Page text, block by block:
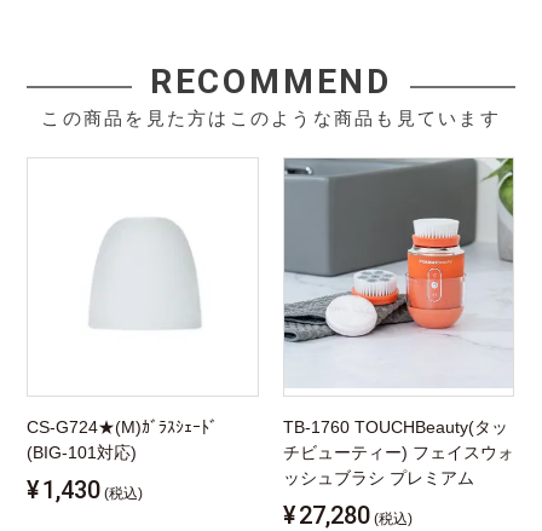
RECOMMEND
この商品を見た方はこのような商品も見ています
CS-G724★(M)ｶﾞﾗｽｼｪｰﾄﾞ
(BIG-101対応)
¥1,430 (税込)
TB-1760 TOUCHBeauty(タッ
チビューティー) フェイスウォ
ッシュブラシ プレミアム
¥27,280 (税込)